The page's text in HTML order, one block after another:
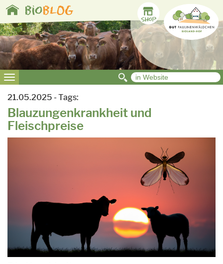
Toggle
navigation
bioBLOG
Toggle
navigation
21.05.2025 - Tags:
Blauzungenkrankheit und
Fleischpreise